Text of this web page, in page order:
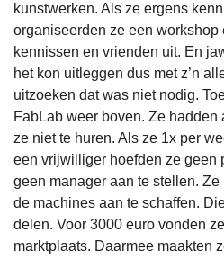
kunstwerken. Als ze ergens
organiseerden ze een workshop
kennissen en vrienden uit. En
het kon uitleggen dus met z’n
uitzoeken dat was niet nodig.
FabLab weer boven. Ze hadden
ze niet te huren. Als ze 1x per
een vrijwilliger hoefden ze geen
geen manager aan te stellen.
de machines aan te schaffen.
delen. Voor 3000 euro vonden
marktplaats. Daarmee maakten